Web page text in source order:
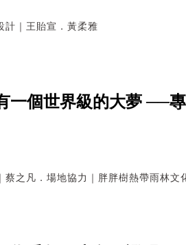
計｜王貽宣．黃柔雅
一個世界級的大夢 ──
蔡之凡．場地協力｜胖胖樹熱帶雨林文